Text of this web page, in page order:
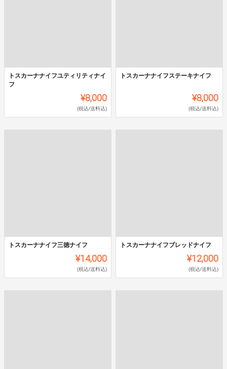
トスカーナナイフユティリティナイ
フ
¥8,000
(税込/送料込)
トスカーナナイフステーキナイフ
¥8,000
(税込/送料込)
トスカーナナイフ三徳ナイフ
¥14,000
(税込/送料込)
トスカーナナイフブレッドナイフ
¥12,000
(税込/送料込)